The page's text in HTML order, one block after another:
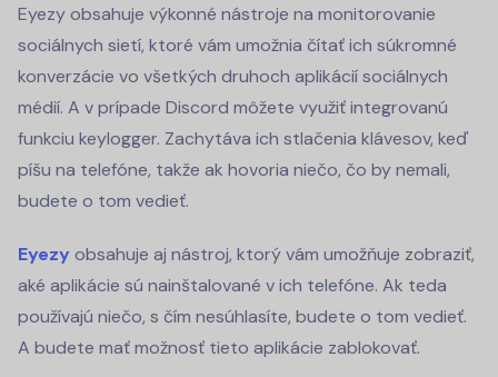
Eyezy obsahuje výkonné nástroje na monitorovanie
sociálnych sietí, ktoré vám umožnia čítať ich súkromné
konverzácie vo všetkých druhoch aplikácií sociálnych
médií. A v prípade Discord môžete využiť integrovanú
funkciu keylogger. Zachytáva ich stlačenia klávesov, keď
píšu na telefóne, takže ak hovoria niečo, čo by nemali,
budete o tom vedieť.
Eyezy obsahuje aj nástroj, ktorý vám umožňuje zobraziť,
aké aplikácie sú nainštalované v ich telefóne. Ak teda
používajú niečo, s čím nesúhlasíte, budete o tom vedieť.
A budete mať možnosť tieto aplikácie zablokovať.